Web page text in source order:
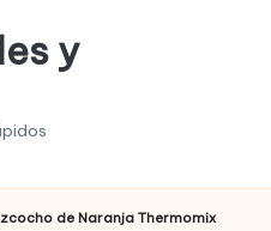
y
de Naranja Thermomix